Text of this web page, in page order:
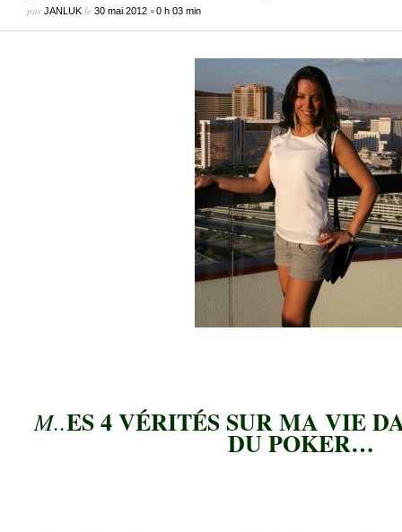
parJANLUK le 30 mai 2012 •0 h 03 min
M..ES 4 VÉRITÉS SUR MA VIE
DU POKER…